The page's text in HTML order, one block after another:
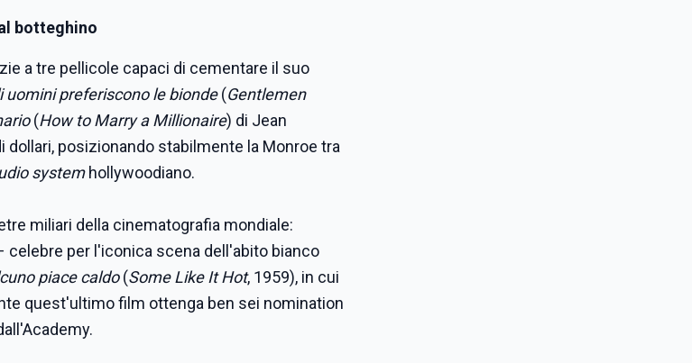
botteghino
a tre pellicole capaci di cementare il suo
uomini preferiscono le bionde(Gentlemen
(How to Marry a Millionaire) di Jean
posizionando stabilmente la Monroe tra
systemhollywoodiano.
miliari della cinematografia mondiale:
celebre per l'iconica scena dell'abito bianco
piace caldo(Some Like It Hot, 1959), in cui
quest'ultimo film ottenga ben sei nomination